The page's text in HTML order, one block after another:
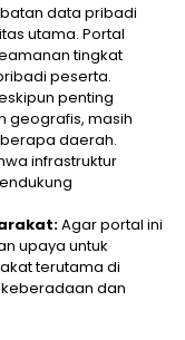
data pribadi
utama. Portal
tingkat
peserta.
penting
geografis, masih
daerah.
infrastruktur
Agar portal ini
upaya untuk
terutama di
dan